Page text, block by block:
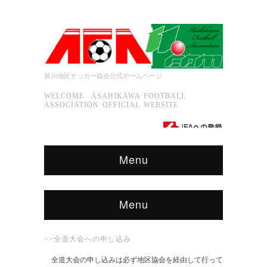
旭川地区サッカー協会公式ホームページ
WELCOME ASAHIKAWA FOOTBALL
ASSOCIATION OFFICIAL WEBSITE
Menu
Menu
>>全道大会への申し込み
全道大会の申し込みは必ず地区協会を経由して行って